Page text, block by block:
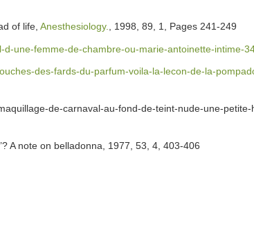
of life, Anesthesiology. , 1998, 89, 1, Pages 241-249
une-femme-de-chambre-ou-marie-antoinette-intime-
des-fards-du-parfum-voila-la-lecon-de-la-
de-carnaval-au-fond-de-teint-nude-une-petite-
A note on belladonna, 1977, 53, 4, 403-406